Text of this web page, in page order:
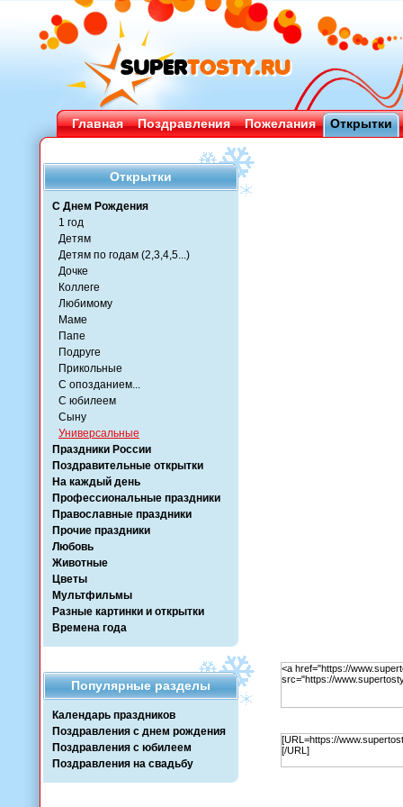
Главная Поздравления Пожелания Открытки
Открытки
С Днем Рождения
1 год
Детям
Детям по годам (2,3,4,5...)
Дочке
Коллеге
Любимому
Маме
Папе
Подруге
Прикольные
С опозданием...
С юбилеем
Сыну
Универсальные
Праздники России
Поздравительные открытки
На каждый день
Профессиональные праздники
Православные праздники
Прочие праздники
Любовь
Животные
Цветы
Мультфильмы
Разные картинки и открытки
Времена года
Популярные разделы
Календарь праздников
Поздравления с днем рождения
Поздравления с юбилеем
Поздравления на свадьбу